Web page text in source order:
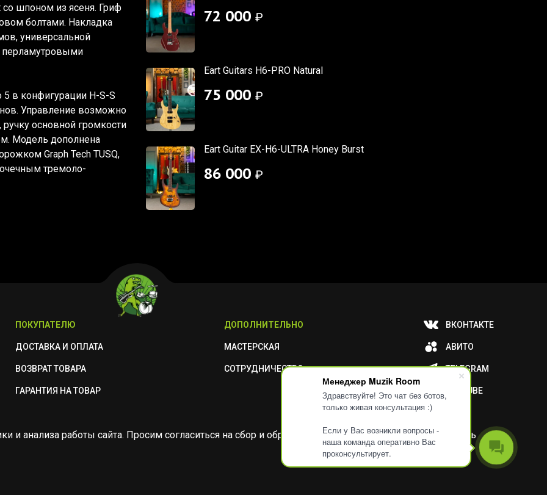
Менеджер Muzik Room
Здравствуйте! Это чат без ботов,
только живая консультация :)
Если у Вас возникли вопросы -
наша команда оперативно Вас
проконсультирует.
со шпоном из ясеня. Гриф
болтами. Накладка
универсальной
перламутровыми
5 в конфигурации H-S-S
Управление возможно
основной громкости
Модель дополнена
Graph Tech TUSQ,
тремоло-
72 000 ₽
Eart Guitars H6-PRO Natural
75 000 ₽
Eart Guitar EX-H6-ULTRA Honey Burst
86 000 ₽
ПОКУПАТЕЛЮ
ДОСТАВКА И ОПЛАТА
ВОЗВРАТ ТОВАРА
ГАРАНТИЯ НА ТОВАР
ДОПОЛНИТЕЛЬНО
МАСТЕРСКАЯ
СОТРУДНИЧЕСТВО
ВКОНТАКТЕ
АВИТО
TELEGRAM
YOUTUBE
Разработка Дизайн
и анализа работы сайта. Просим согласиться на сбор и обработку ваших метаданных или отключить